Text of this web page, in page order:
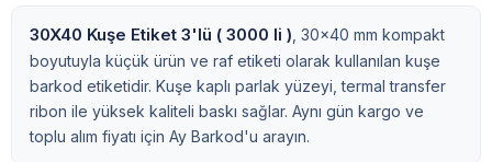
30X40 Kuşe Etiket 3'lü ( 3000 li ) , 30x40 mm kompakt
boyutuyla küçük ürün ve raf etiketi olarak kullanılan kuşe
barkod etiketidir. Kuşe kaplı parlak yüzeyi, termal transfer
ribon ile yüksek kaliteli baskı sağlar. Aynı gün kargo ve
toplu alım fiyatı için Ay Barkod'u arayın.